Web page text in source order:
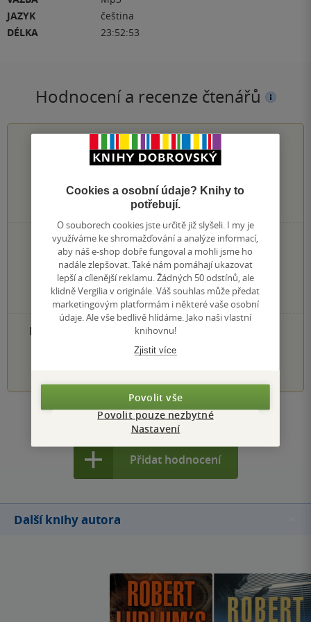
JAZYK
čeština
DÉLKA
23:52:53
Hodnocení a recenze čtenářů
4.0z5
hodnocení čtenářů
0×
5 hvězdiček
1×
4 hvězdičky
0×
3 hvězdičky
0×
2 hvězdičky
0×
1 hvezdička
PŘIDEJTE SVÉ HODNOCENÍ PRODUKTU
3 4 5
Zobrazit všechna hodnocení
Přidat hodnocení
Další knihy autora
Cookies a osobní údaje? Knihy to
potřebují.
O souborech cookies jste určitě již slyšeli. I my je
využíváme ke shromažďování a analýze informací,
aby náš e-shop dobře fungoval a mohli jsme ho
nadále zlepšovat. Také nám pomáhají ukazovat
lepší a cílenější reklamu. Žádných 50 odstínů, ale
klidně Vergilia v originále. Váš souhlas může předat
marketingovým platformám i některé vaše osobní
údaje. Ale vše bedlivě hlídáme. Jako naši vlastní
knihovnu!
Zjistit více
Povolit vše
Povolit pouze nezbytné
Nastavení